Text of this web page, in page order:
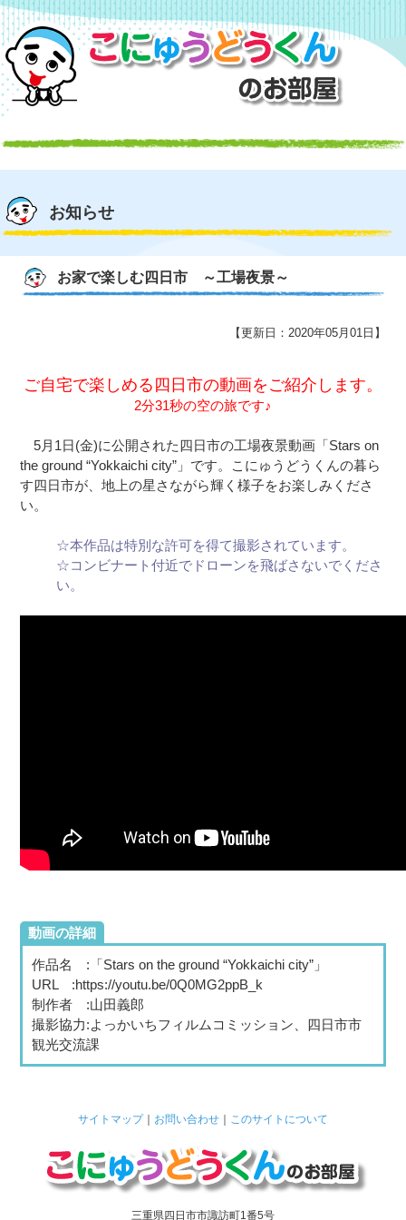
お知らせ
お家で楽しむ四日市 ～工場夜景～
【更新日：2020年05月01日】
ご自宅で楽しめる四日市の動画をご紹介します。
2分31秒の空の旅です♪
5月1日(金)に公開された四日市の工場夜景動画「Stars on
the ground “Yokkaichi city” 」です。こにゅうどうくんの暮ら
す四日市が、地上の星さながら輝く様子をお楽しみくださ
い。
☆本作品は特別な許可を得て撮影されています。
☆コンビナート付近でドローンを飛ばさないでくださ
い。
動画の詳細
作品名 :「Stars on the ground “Yokkaichi city” 」
URL :https://youtu.be/0Q0MG2ppB_k
制作者 :山田義郎
撮影協力:よっかいちフィルムコミッション、四日市市
観光交流課
サイトマップ｜ お問い合わせ このサイトについて
三重県四日市市諏訪町1番5号